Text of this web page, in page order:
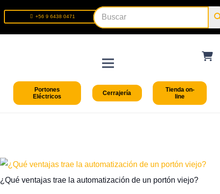
+56 9 6438 0471
Portones
Eléctricos
Cerrajería
Tienda on-
line
¿Qué ventajas trae la automatización de un portón viejo?